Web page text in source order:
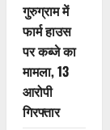
गुरुग्राम में
फार्म हाउस
पर कब्जे का
मामला, 13
आरोपी
गिरफ्तार